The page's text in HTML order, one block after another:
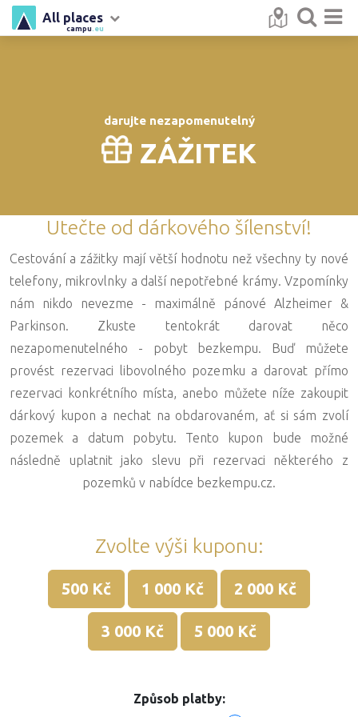
campu .eu
All places
darujte nezapomenutelný
ZÁŽITEK
Utečte od dárkového šílenství!
Cestování a zážitky mají větší hodnotu než všechny ty nové
telefony, mikrovlnky a další nepotřebné krámy. Vzpomínky
nám nikdo nevezme - maximálně pánové Alzheimer &
Parkinson. Zkuste tentokrát darovat něco
nezapomenutelného - pobyt bezkempu. Buď můžete
provést rezervaci libovolného pozemku a darovat přímo
rezervaci konkrétního místa, anebo můžete níže zakoupit
dárkový kupon a nechat na obdarovaném, ať si sám zvolí
pozemek a datum pobytu. Tento kupon bude možné
následně uplatnit jako slevu při rezervaci některého z
pozemků v nabídce bezkempu.cz.
Zvolte výši kuponu:
Způsob platby: